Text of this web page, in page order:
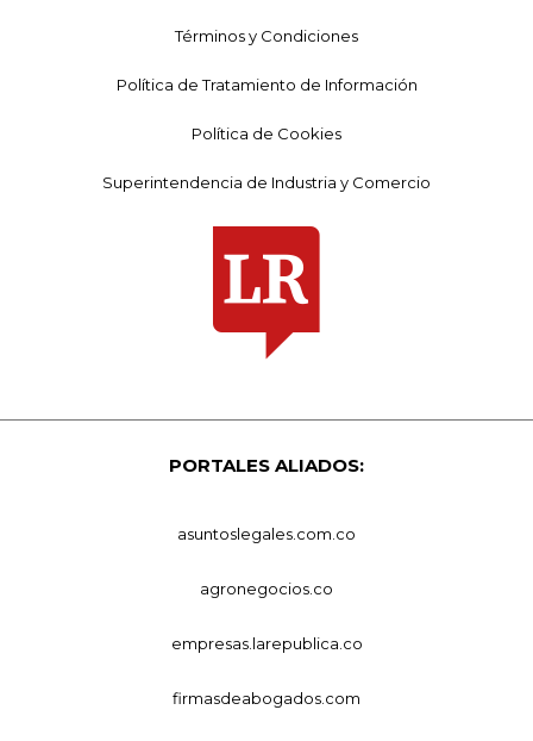
Términos y Condiciones
Política de Tratamiento de Información
Política de Cookies
Superintendencia de Industria y Comercio
PORTALES ALIADOS:
asuntoslegales.com.co
agronegocios.co
empresas.larepublica.co
firmasdeabogados.com